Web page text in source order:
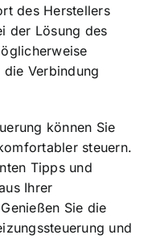
des Herstellers
der Lösung des
Verbindung
können Sie
steuern.
Tipps und
Ihrer
Sie die
und